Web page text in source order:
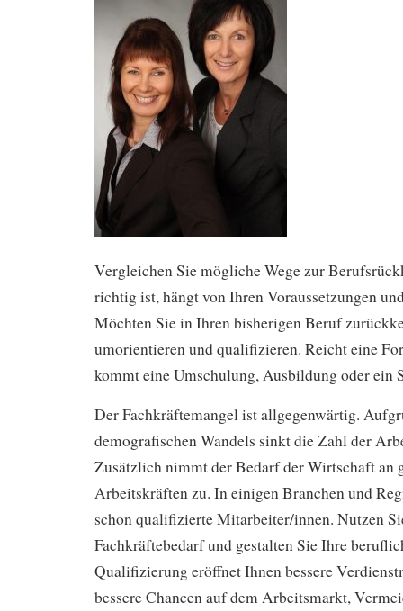
Vergleichen Sie mögliche Wege zur
richtig ist, hängt von Ihren Voraussetzungen
Möchten Sie in Ihren bisherigen Beruf
umorientieren und qualifizieren. Reicht eine
kommt eine Umschulung, Ausbildung oder ein
Der Fachkräftemangel ist allgegenwärtig.
demografischen Wandels sinkt die Zahl der
Zusätzlich nimmt der Bedarf der Wirtschaft an
Arbeitskräften zu. In einigen Branchen und
schon qualifizierte Mitarbeiter/innen. Nutzen
Fachkräftebedarf und gestalten Sie Ihre
Qualifizierung eröffnet Ihnen bessere
bessere Chancen auf dem Arbeitsmarkt,